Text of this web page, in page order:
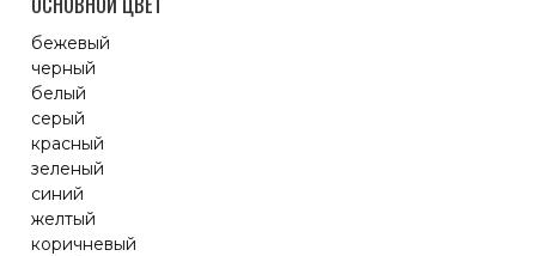
бежевый
черный
белый
серый
красный
зеленый
синий
желтый
коричневый